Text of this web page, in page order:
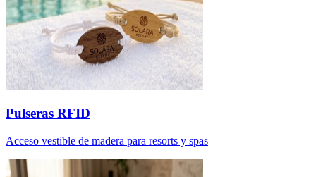
Pulseras RFID
Acceso vestible de madera para resorts y spas